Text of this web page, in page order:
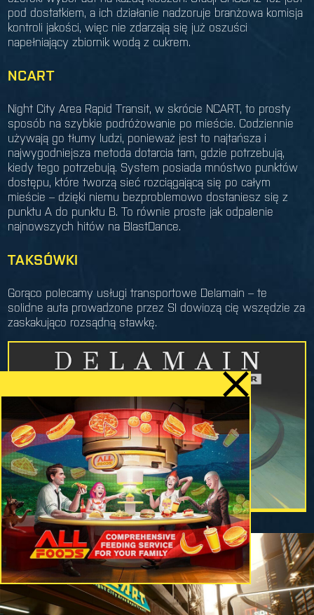
pod dostatkiem, a ich działanie nadzoruje branżowa komisja
kontroli jakości, więc nie zdarzają się już oszuści
napełniający zbiornik wodą z cukrem.
NCART
Night City Area Rapid Transit, w skrócie NCART, to prosty
sposób na szybkie podróżowanie po mieście. Codziennie
używają go tłumy ludzi, ponieważ jest to najtańsza i
najwygodniejsza metoda dotarcia tam, gdzie potrzebują,
kiedy tego potrzebują. System posiada mnóstwo punktów
dostępu, które tworzą sieć rozciągającą się po całym
mieście – dzięki niemu bezproblemowo dostaniesz się z
punktu A do punktu B. To równie proste jak odpalenie
najnowszych hitów na BlastDance.
TAKSÓWKI
Gorąco polecamy usługi transportowe Delamain – te
solidne auta prowadzone przez SI dowiozą cię wszędzie za
zaskakująco rozsądną stawkę.